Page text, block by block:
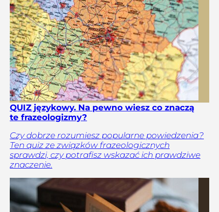
QUIZ językowy. Na pewno wiesz co znaczą
te frazeologizmy?
Czy dobrze rozumiesz popularne powiedzenia?
Ten quiz ze związków frazeologicznych
sprawdzi, czy potrafisz wskazać ich prawdziwe
znaczenie.